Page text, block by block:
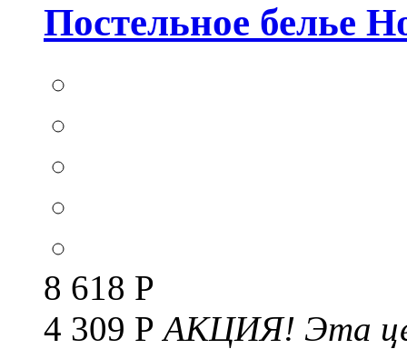
Постельное белье
8 618 Р
4 309 РАКЦИЯ! Эта